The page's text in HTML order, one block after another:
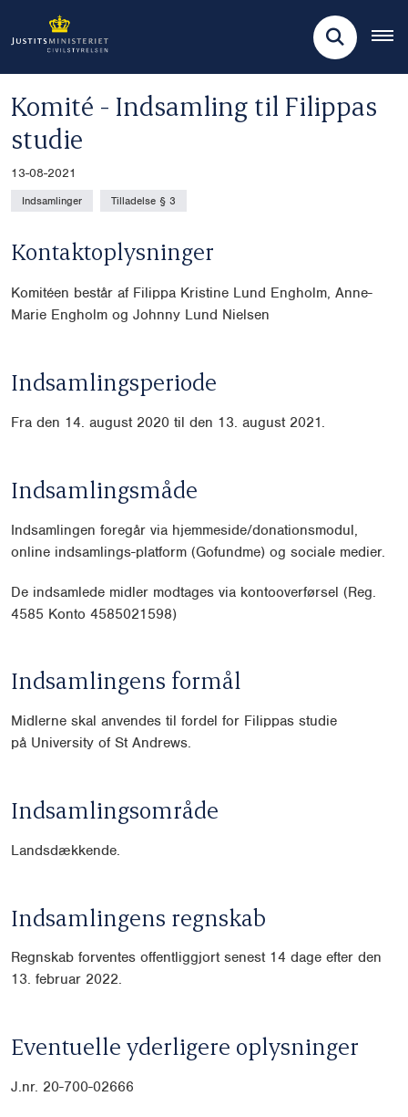
Komité - Indsamling til Filippas
studie
13-08-2021
Indsamlinger Tilladelse § 3
Kontaktoplysninger
Komitéen består af Filippa Kristine Lund Engholm, Anne-
Marie Engholm og Johnny Lund Nielsen
Indsamlingsperiode
Fra den 14. august 2020 til den 13. august 2021.
Indsamlingsmåde
Indsamlingen foregår via hjemmeside/donationsmodul,
online indsamlings-platform (Gofundme) og sociale medier.
De indsamlede midler modtages via kontooverførsel (Reg.
4585 Konto 4585021598)
Indsamlingens formål
Midlerne skal anvendes til fordel for Filippas studie
på University of St Andrews.
Indsamlingsområde
Landsdækkende.
Indsamlingens regnskab
Regnskab forventes offentliggjort senest 14 dage efter den
13. februar 2022.
Eventuelle yderligere oplysninger
J.nr. 20-700-02666